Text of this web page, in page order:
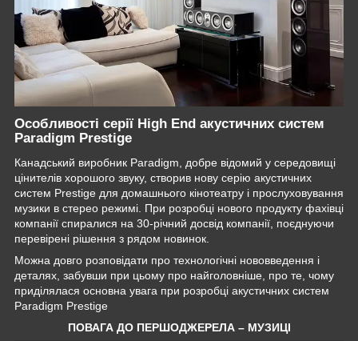
Особливості серії High End акустичних систем
Paradigm Prestige
Канадський виробник Paradigm, добре відомий у середовищі
цінителів хорошого звуку, створив нову серію акустичних
систем Prestige для домашнього кінотеатру і прослуховування
музики в стерео режимі. При розробці нового продукту фахівці
компанії спиралися на 30-річний досвід компанії, поєднуючи
перевірені рішення з рядом новинок.
Можна довго розповідати про технологічні нововведення і
деталях, забувши при цьому про найголовніше, про те, чому
приділялася основна увага при розробці акустичних систем
Paradigm Prestige
ПОВАГА ДО ПЕРШОДЖЕРЕЛА – МУЗИЦІ